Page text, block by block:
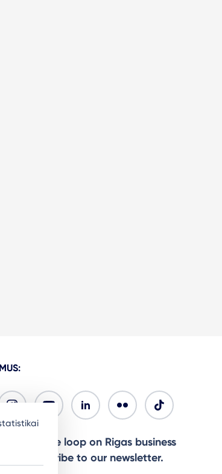
stay in the loop on Rigas business
Subscribe to our newsletter.